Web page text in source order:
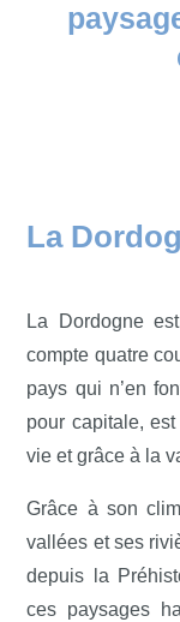
La
La Dordogne
compte quatre
pays qui n’en
pour capitale,
vie et grâce à la
Grâce à son
vallées et ses
depuis la
ces paysages